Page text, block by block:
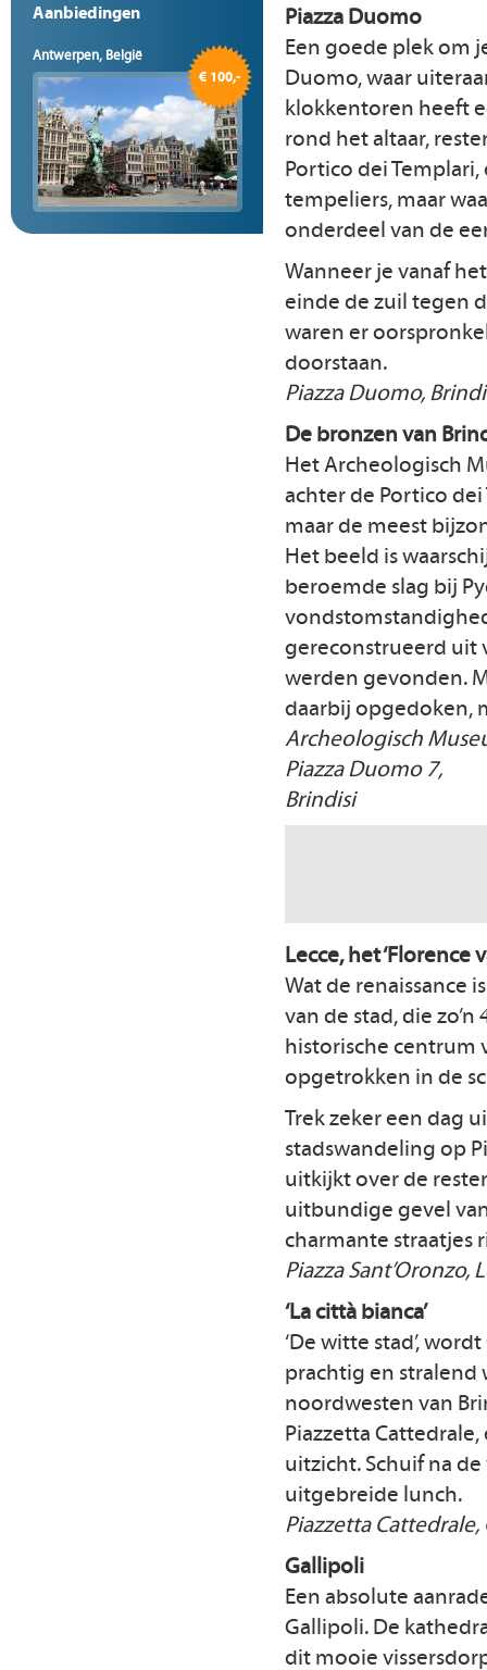
Aanbiedingen
Antwerpen, België
€ 100,-
Piazza Duomo
Een goede plek om
Duomo, waar
klokkentoren heeft
rond het altaar,
Portico dei Templari,
tempeliers, maar
onderdeel van de
Wanneer je vanaf
einde de zuil tegen
waren er
doorstaan.
Piazza Duomo,
De bronzen van
Het Archeologisch
achter de Portico
maar de meest
Het beeld is
beroemde slag bij
gereconstrueerd uit
werden gevonden.
daarbij opgedoken,
Archeologisch
Piazza Duomo 7,
Brindisi
Lecce, het ‘Florence
Wat de renaissance
van de stad, die
historische centrum
opgetrokken in de
Trek zeker een dag
stadswandeling op
uitkijkt over de
uitbundige gevel
charmante straatjes
Piazza Sant’Oronzo,
‘La città bianca’
‘De witte stad’, wordt
prachtig en stralend
noordwesten van
Piazzetta
uitzicht. Schuif na
uitgebreide lunch.
Piazzetta
Gallipoli
Een absolute
Gallipoli. De
dit mooie